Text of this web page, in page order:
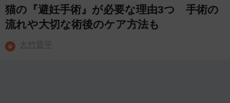
猫の『避妊手術』が必要な理由3つ 手術の
流れや大切な術後のケア方法も
大竹晋平